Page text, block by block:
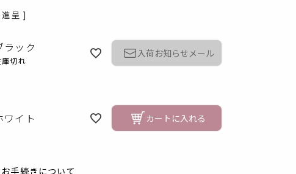
呈 ]
ラック
庫切れ
入荷お知らせメール
ワイト カートに入れる
手続きについて